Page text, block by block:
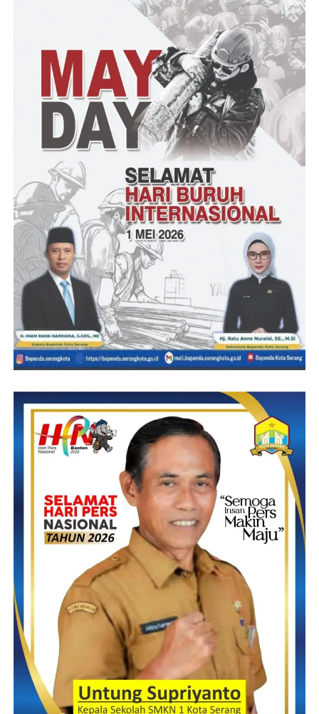
Pada sosialisasi tersebut Kasat Binmas Akp Isnawati Dalali,SH
menghimbau untuk masyarakat yang sudah terlanjur membeli
sepeda listrik bisa gunakan di lapangan terbuka
Selain melakukan sosialisasi,para penyedia jasa sewa sepeda
listrik juga mengatakan
Jika Kedepannya meraka akan mencari jalur Khusus ataupun
kaki akan gunakan di Lapangan Taruna Remaja dan untuk
penggunaan sepeda listrik akan diawasi dan didampingi.
“Dengan adanya penggunaan sepeda listrik, membuat
kekhawatiran bagi sejumlah kalangan, karena penggunaan
sepeda listrik saat ini tengah jadi sorotan dari sisi keselamatan.
listrik di jalan raya,” tutup Ade kepada sejumlah awak media.
( IDA )